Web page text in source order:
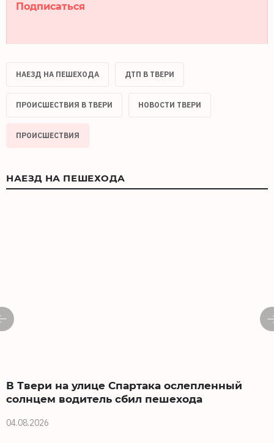
Подписаться
НАЕЗД НА ПЕШЕХОДА ДТП В ТВЕРИ
ПРОИСШЕСТВИЯ В ТВЕРИ НОВОСТИ ТВЕРИ
ПРОИСШЕСТВИЯ
НАЕЗД НА ПЕШЕХОДА
В Твери на улице Спартака ослепленный
солнцем водитель сбил пешехода
04.08.2026